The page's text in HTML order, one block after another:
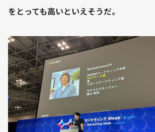
をとっても高いといえそうだ。